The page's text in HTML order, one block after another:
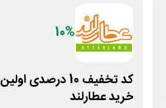
10%
کد تخفیف 10 درصدی اولین
خرید عطارلند